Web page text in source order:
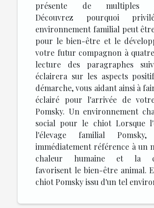
présente de multiples
Découvrez pourquoi
environnement familial peut
pour le bien-être et le
votre futur compagnon à
lecture des paragraphes
éclairera sur les aspects
démarche, vous aidant ainsi à
éclairé pour l'arrivée de
Pomsky. Un environnement
social pour le chiot Lorsque
l'élevage familial
immédiatement référence à un
chaleur humaine et la
favorisent le bien-être animal.
chiot Pomsky issu d'un tel